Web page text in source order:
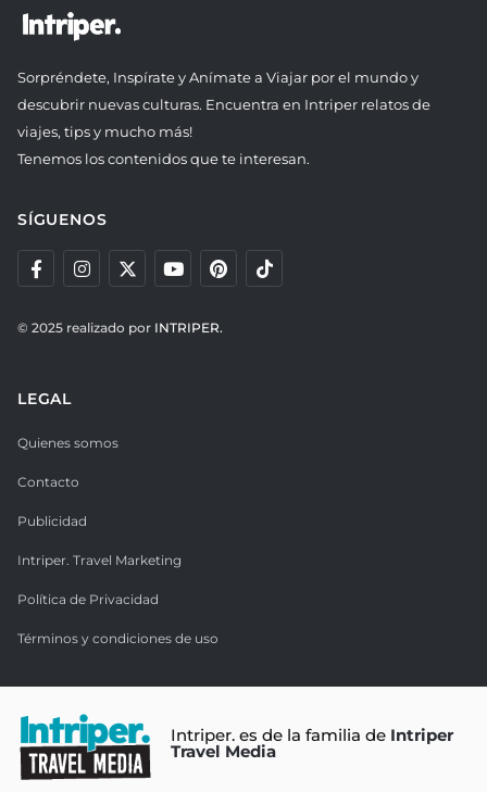
Sorpréndete, Inspírate y Anímate a Viajar por el mundo y
descubrir nuevas culturas. Encuentra en Intriper relatos de
viajes, tips y mucho más!
Tenemos los contenidos que te interesan.
SÍGUENOS
© 2025 realizado por INTRIPER.
LEGAL
Quienes somos
Contacto
Publicidad
Intriper. Travel Marketing
Política de Privacidad
Términos y condiciones de uso
Intriper. es de la familia de Intriper
Travel Media